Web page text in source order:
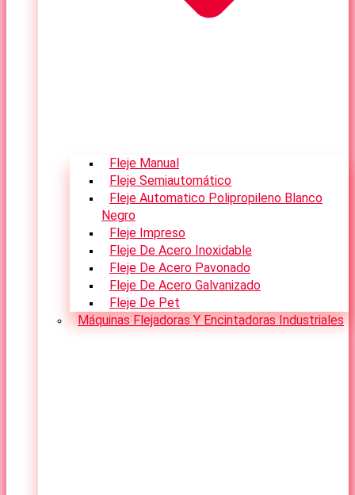
Fleje Manual
Fleje Semiautomático
Fleje Automatico Polipropileno Blanco
Negro
Fleje Impreso
Fleje De Acero Inoxidable
Fleje De Acero Pavonado
Fleje De Acero Galvanizado
Fleje De Pet
Máquinas Flejadoras Y Encintadoras Industriales